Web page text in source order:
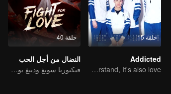
حلقة 15
Addicted
You don't understand, It's also love
حلقة 40
النضال من أجل الحب
فيكتوريا سونغ ودينغ يوشي تحميان وطنهما